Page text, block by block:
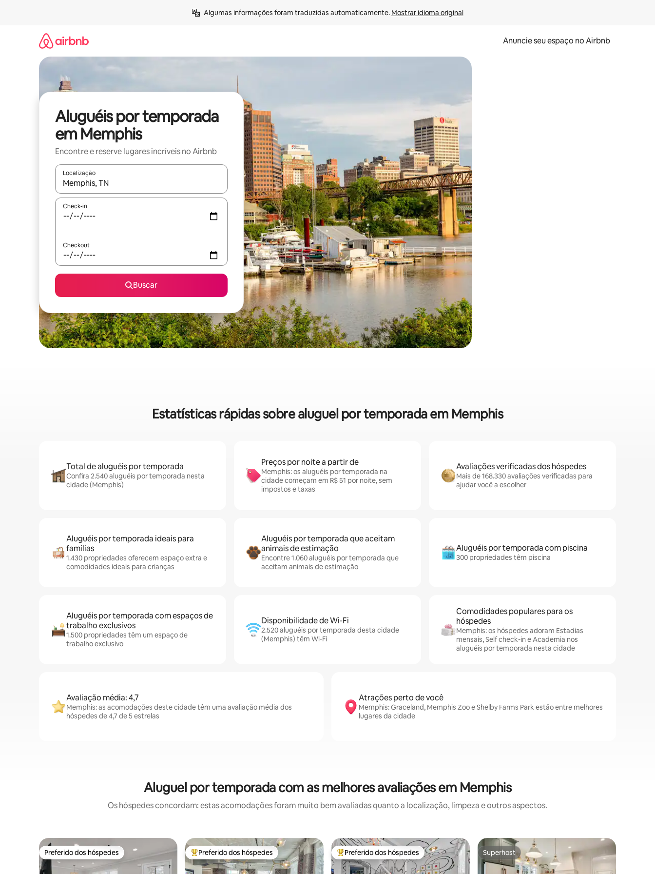
Algumas informações foram traduzidas automaticamente. Mostrar idioma original
Anuncie seu espaço no Airbnb
Aluguéis por temporada
em Memphis
Encontre e reserve lugares incríveis no Airbnb
Localização
Quando os resultados estiverem disponíveis, explore-os usando as seta para cima e para baixo do teclado ou tocando e deslizando o dedo na tela.
Check-in
Checkout
Buscar
Estatísticas rápidas sobre aluguel por temporada em Memphis
Total de aluguéis por temporada
Confira 2.540 aluguéis por temporada nesta
cidade (Memphis)
Preços por noite a partir de
Memphis: os aluguéis por temporada na
cidade começam em R$ 51 por noite, sem
impostos e taxas
Avaliações verificadas dos hóspedes
Mais de 168.330 avaliações verificadas para
ajudar você a escolher
Aluguéis por temporada ideais para
famílias
1.430 propriedades oferecem espaço extra e
comodidades ideais para crianças
Aluguéis por temporada que aceitam
animais de estimação
Encontre 1.060 aluguéis por temporada que
aceitam animais de estimação
Aluguéis por temporada com piscina
300 propriedades têm piscina
Aluguéis por temporada com espaços de
trabalho exclusivos
1.500 propriedades têm um espaço de
trabalho exclusivo
Disponibilidade de Wi-Fi
2.520 aluguéis por temporada desta cidade
(Memphis) têm Wi-Fi
Comodidades populares para os
hóspedes
Memphis: os hóspedes adoram Estadias
mensais, Self check-in e Academia nos
aluguéis por temporada nesta cidade
Avaliação média: 4,7
Memphis: as acomodações deste cidade têm uma avaliação média dos
hóspedes de 4,7 de 5 estrelas
Atrações perto de você
Memphis: Graceland, Memphis Zoo e Shelby Farms Park estão entre melhores
lugares da cidade
Aluguel por temporada com as melhores avaliações em Memphis
Os hóspedes concordam: estas acomodações foram muito bem avaliadas quanto a localização, limpeza e outros aspectos.
Preferido dos hóspedes
Preferido dos hóspedes Entre os melhores preferidos dos hóspedes
Preferido dos hóspedes Entre os melhores preferidos dos hóspedes
Preferido dos hóspedes Superhost
Superhost